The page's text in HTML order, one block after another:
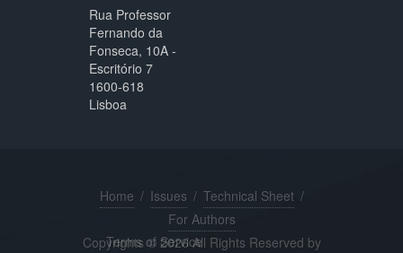
Rua Professor
Fernando da
Fonseca, 10A -
Escritório 7
1600-618
Lisboa
Home / Issues / Technical Sheet /
For Authors
Copyrights © 2026 All Rights Reserved by
Terms of Service